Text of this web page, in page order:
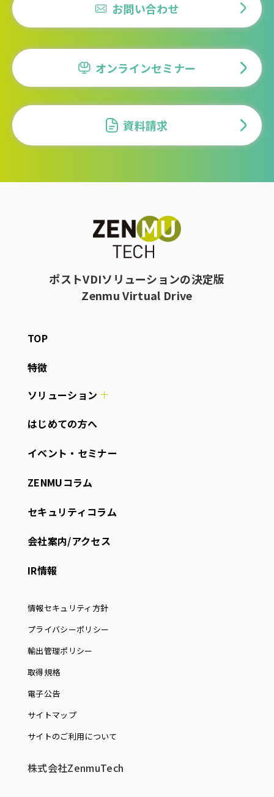
お問い合わせ
オンラインセミナー
資料請求
ポストVDIソリューションの決定版
Zenmu Virtual Drive
TOP
特徴
ソリューション
はじめての方へ
イベント・セミナー
ZENMUコラム
セキュリティコラム
会社案内/アクセス
IR情報
情報セキュリティ方針
プライバシーポリシー
輸出管理ポリシー
取得規格
電子公告
サイトマップ
サイトのご利用について
株式会社ZenmuTech